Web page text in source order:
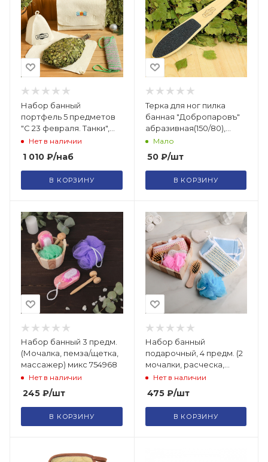
Набор банный
портфель 5 предметов
"С 23 февраля. Танки",
белый /3958813
Нет в наличии
1 010 ₽/наб
В КОРЗИНУ
Терка для ног пилка
банная "Добропаровъ"
абразивная(150/80),
23.4х4.3х0.4см/2998486
Мало
50₽/шт
В КОРЗИНУ
Набор банный 3 предм.
(Мочалка, пемза/щетка,
массажер) микс 754968
Нет в наличии
245 ₽/шт
В КОРЗИНУ
Набор банный
подарочный, 4 предм. (2
мочалки, расческа,
пемза) МИКС 1290505
Нет в наличии
475₽/шт
В КОРЗИНУ